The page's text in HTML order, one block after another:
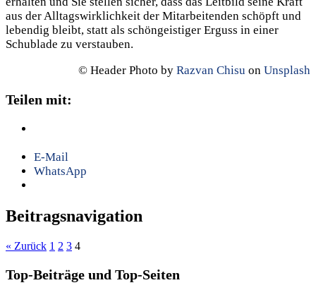
aus der Alltagswirklichkeit der Mitarbeitenden schöpft und
lebendig bleibt, statt als schöngeistiger Erguss in einer
Schublade zu verstauben.
© Header Photo by Razvan Chisu on Unsplash
Teilen mit:
E-Mail
WhatsApp
Beitragsnavigation
« Zurück 1 2 3 4
Top-Beiträge und Top-Seiten